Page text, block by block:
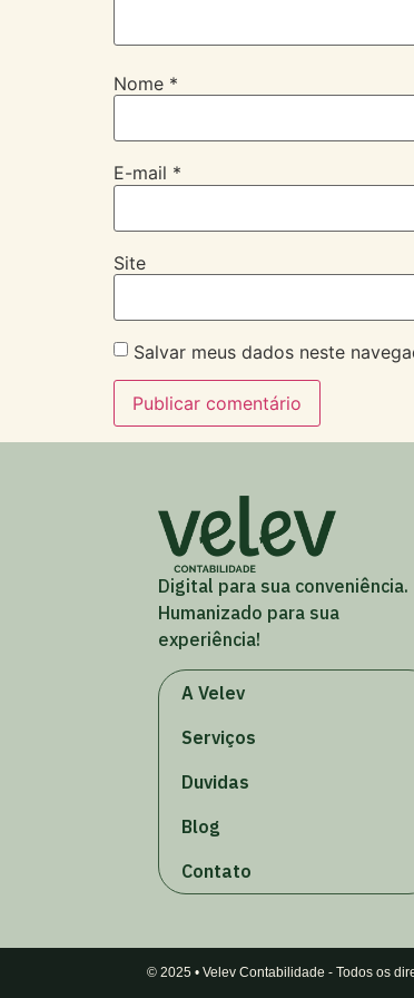
Nome *
E-mail *
Site
Salvar meus dados neste
Digital para sua conveniência.
Humanizado para sua
experiência!
A Velev
Serviços
Duvidas
Blog
Contato
© 2025 • Velev Contabilidade - Todos os